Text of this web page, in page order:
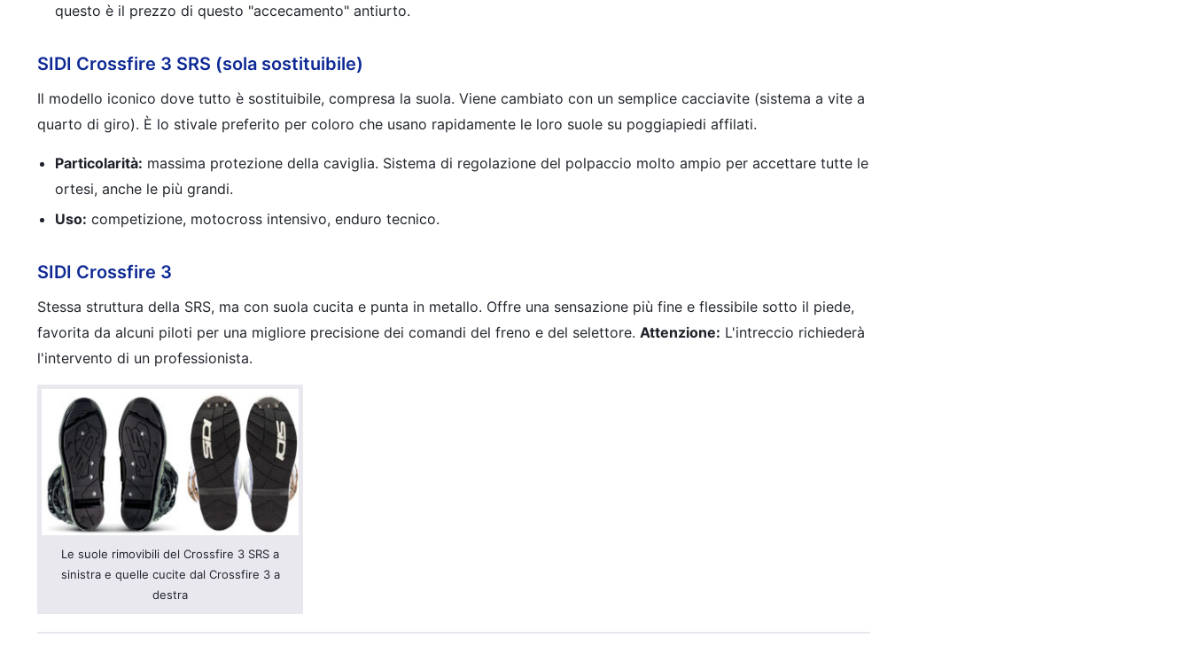
questo è il prezzo di questo "accecamento" antiurto.
SIDI Crossfire 3 SRS (sola sostituibile)
Il modello iconico dove tutto è sostituibile, compresa la suola. Viene cambiato con un semplice cacciavite (sistema a vite a
quarto di giro). È lo stivale preferito per coloro che usano rapidamente le loro suole su poggiapiedi affilati.
Particolarità: massima protezione della caviglia. Sistema di regolazione del polpaccio molto ampio per accettare tutte le
ortesi, anche le più grandi.
Uso: competizione, motocross intensivo, enduro tecnico.
SIDI Crossfire 3
Stessa struttura della SRS, ma con suola cucita e punta in metallo. Offre una sensazione più fine e flessibile sotto il piede,
favorita da alcuni piloti per una migliore precisione dei comandi del freno e del selettore. Attenzione: L'intreccio richiederà
l'intervento di un professionista.
Le suole rimovibili del Crossfire 3 SRS a
sinistra e quelle cucite dal Crossfire 3 a
destra